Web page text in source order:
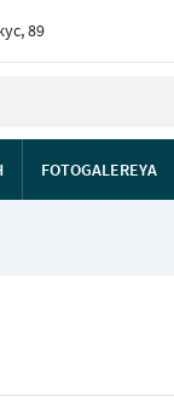
89
FOTOGALEREYA